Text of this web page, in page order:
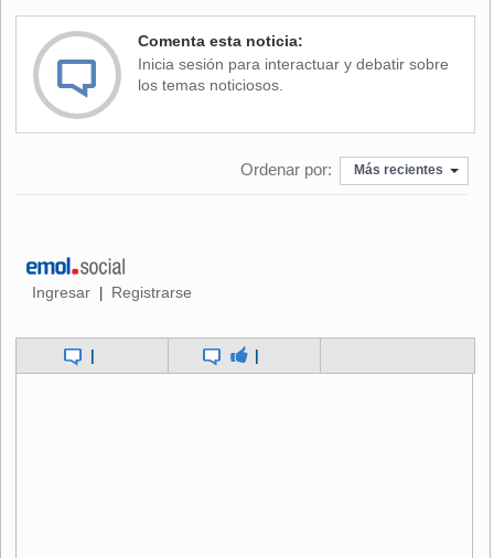
Morales ya cuestionó hace dos semanas al secretario
general de la OEA por un cruce de acusaciones que tuvo
con Maduro y sostuvo que el organismo no puede ser un
Comenta esta noticia:
Inicia sesión para interactuar y debatir sobre
los temas noticiosos.
Ordenar por: Más recientes
Ingresar Registrarse